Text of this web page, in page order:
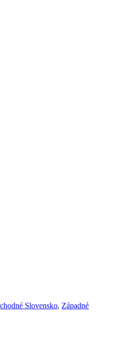
Slovensko, Západné